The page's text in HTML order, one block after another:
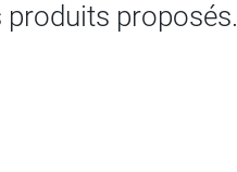
proposés.